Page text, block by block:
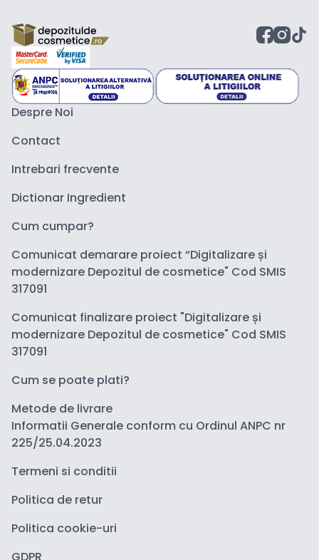
Despre Noi
Contact
Intrebari frecvente
Dictionar Ingredient
Cum cumpar?
Comunicat demarare proiect “Digitalizare și
modernizare Depozitul de cosmetice" Cod SMIS
317091
Comunicat finalizare proiect "Digitalizare și
modernizare Depozitul de cosmetice" Cod SMIS
317091
Cum se poate plati?
Metode de livrare
Informatii Generale conform cu Ordinul ANPC nr
225/25.04.2023
Termeni si conditii
Politica de retur
Politica cookie-uri